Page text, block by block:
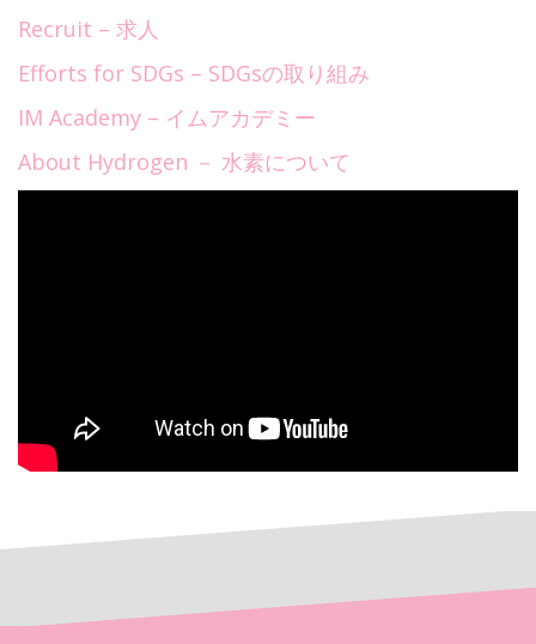
Recruit – 求人
Efforts for SDGs – SDGsの取り組み
IM Academy – イムアカデミー
About Hydrogen － 水素について